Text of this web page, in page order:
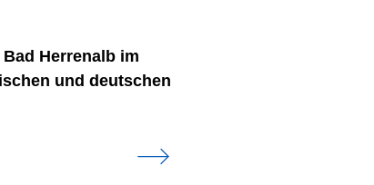
Herrenalb im
und deutschen